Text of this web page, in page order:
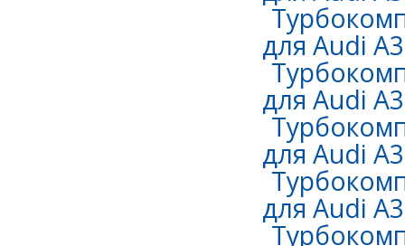
для Audi
для Audi
для Audi
для Audi